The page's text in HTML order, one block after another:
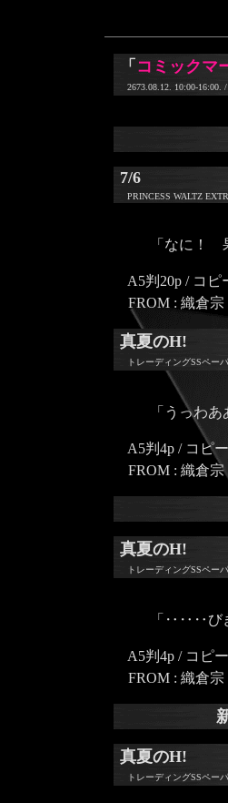
「 コミックマ
2673.08.12. 10:00-16:00.
7/6
PRINCESS WALTZ
「なに！
A5判20p / コピ
FROM : 織倉宗
真夏のH!
トレーディングSSペーパ
「うっわ
A5判4p / コピ
FROM : 織倉宗
真夏のH!
トレーディングSSペー
「‥‥‥び
A5判4p / コピ
FROM : 織倉宗
真夏のH!
トレーディングSSペー